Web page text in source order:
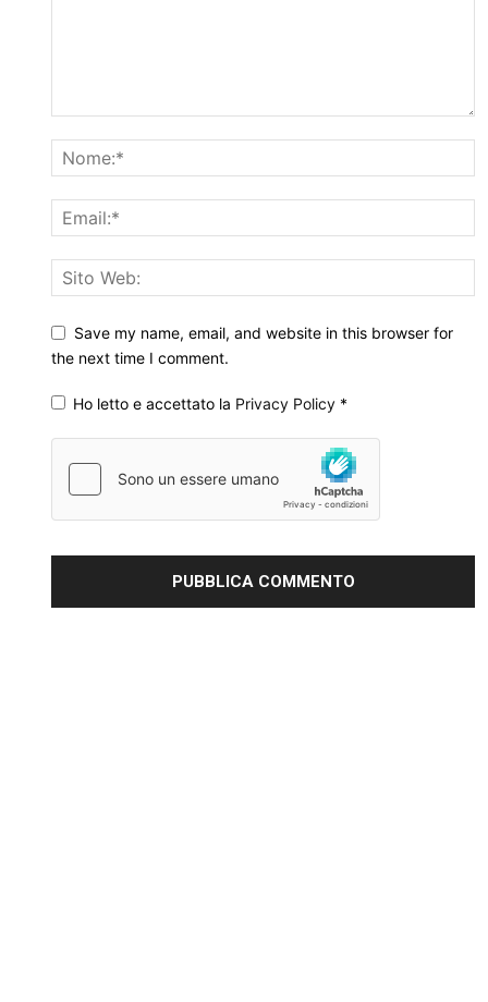
Save my name, email, and website in this browser for
the next time I comment.
Ho letto e accettato la Privacy Policy *